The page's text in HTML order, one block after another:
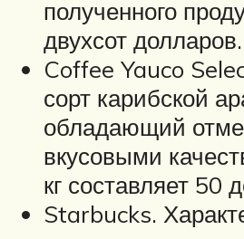
полученного
двухсот долларов.
Coffee Yauco
сорт карибской
обладающий
вкусовыми
кг составляет 50
Starbucks.